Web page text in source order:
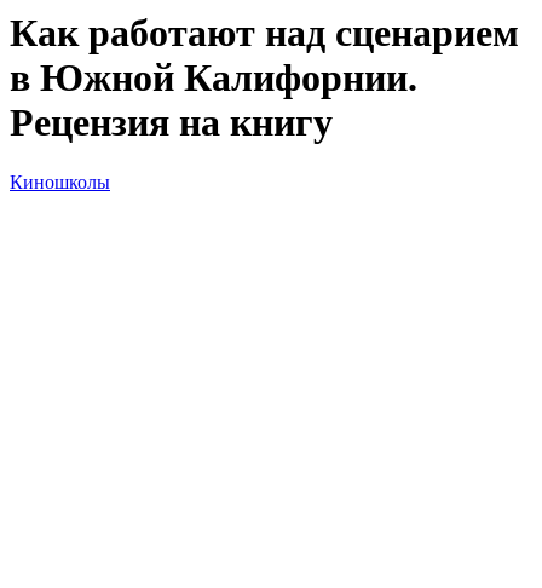
Как работают над сценарием
в Южной Калифорнии.
Рецензия на книгу
Киношколы